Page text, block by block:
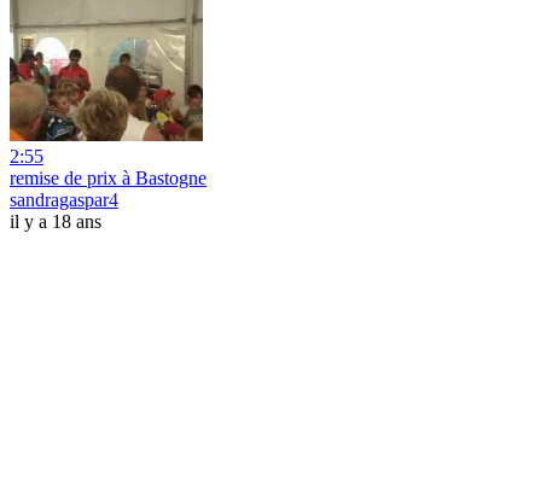
2:55
remise de prix à Bastogne
sandragaspar4
il y a 18 ans